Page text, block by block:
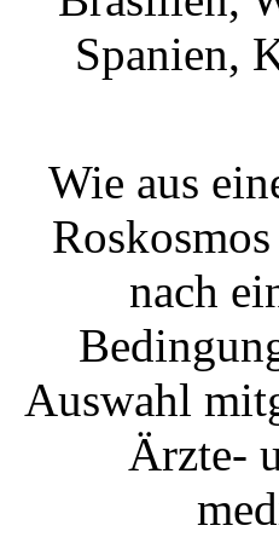
Spanien,
Wie aus
nach
Auswahl
Ärzte-